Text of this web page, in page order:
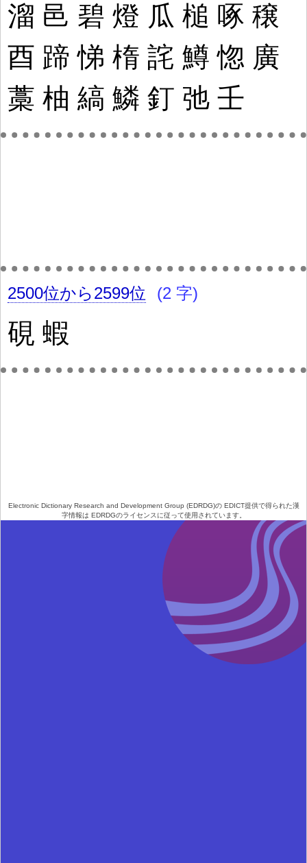
溜 邑 碧 燈 瓜 槌 啄 穣
酉 蹄 悌 楕 詫 鱒 惚 廣
藁 柚 縞 鱗 釘 弛 壬
2500位から2599位 (2 字)
硯 蝦
Electronic Dictionary Research and Development Group (EDRDG)の EDICT提供で得られた漢
字情報は EDRDGのライセンス に従って使用されています。